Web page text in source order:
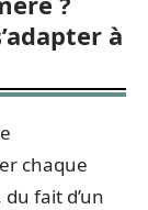
à
chaque
fait d’un